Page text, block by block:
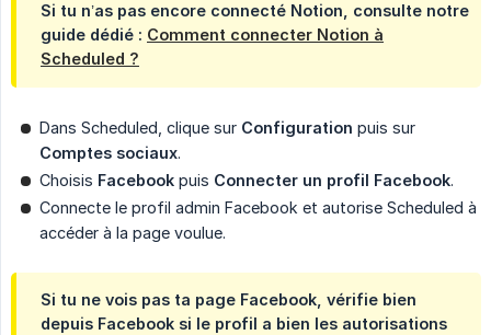
Si tu n’as pas encore connecté Notion, consulte notre
guide dédié : Comment connecter Notion à
Scheduled ?
Dans Scheduled, clique sur Configuration puis sur
Comptes sociaux.
Choisis Facebook puis Connecter un profil Facebook.
Connecte le profil admin Facebook et autorise Scheduled à
accéder à la page voulue.
Si tu ne vois pas ta page Facebook, vérifie bien
depuis Facebook si le profil a bien les autorisations